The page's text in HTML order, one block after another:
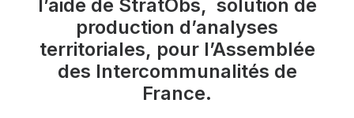
l’aide de StratObs, solution de
production d’analyses
territoriales, pour l’Assemblée
des Intercommunalités de
France.